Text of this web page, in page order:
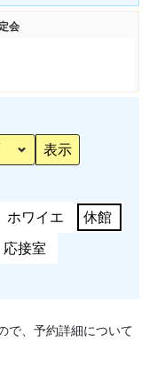
会
ホワイエ 休館
応接室
で、予約詳細について